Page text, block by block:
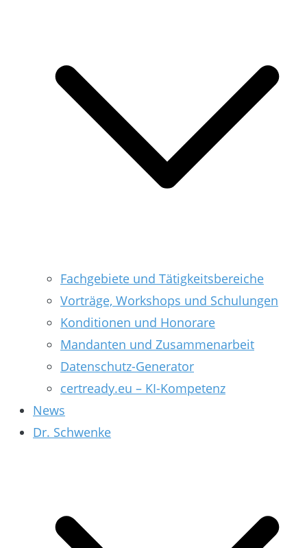
Fachgebiete und Tätigkeitsbereiche
Vorträge, Workshops und Schulungen
Konditionen und Honorare
Mandanten und Zusammenarbeit
Datenschutz-Generator
certready.eu – KI-Kompetenz
News
Dr. Schwenke